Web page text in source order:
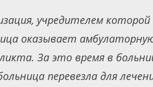
учредителем которой
оказывает
За это время в
перевезла для